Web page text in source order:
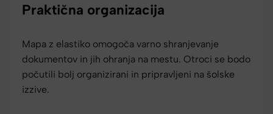
Praktična organizacija
Mapa z elastiko omogoča varno shranjevanje
dokumentov in jih ohranja na mestu. Otroci se bodo
počutili bolj organizirani in pripravljeni na šolske
izzive.